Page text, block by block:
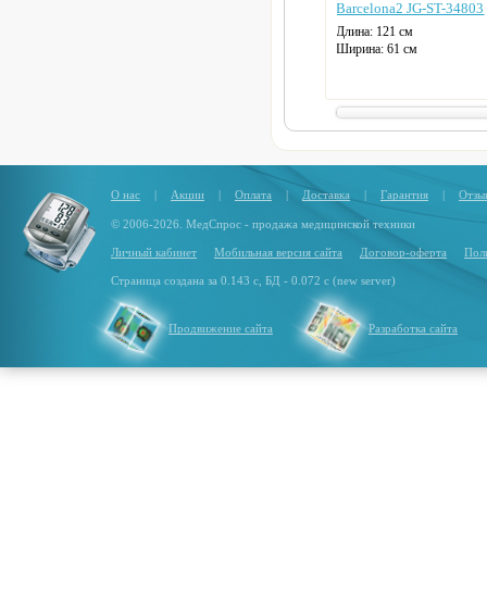
Barcelona2 JG-ST-34803
Длина: 121 см
Ширина: 61 см
электронное
О нас | Акции | Оплата | Доставка | Гарантия |
© 2006-2026. МедСпрос - продажа медицинской техники
Личный кабинет Мобильная версия сайта Договор-оферта
Страница создана за 0.143 с, БД - 0.072 с (new server)
Продвижение сайта Разработка сайта